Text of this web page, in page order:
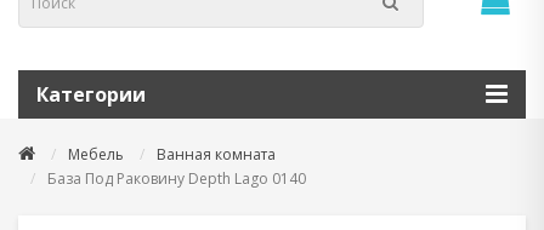
Категории
Мебель
Ванная комната
База Под Раковину Depth Lago 0140